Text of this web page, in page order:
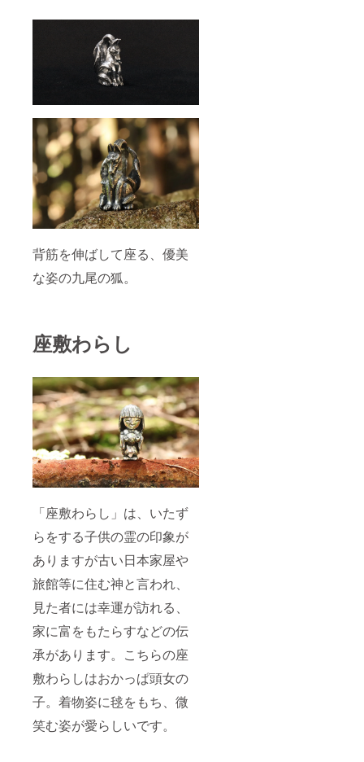
背筋を伸ばして座る、優美
な姿の九尾の狐。
座敷わらし
「座敷わらし」は、いたず
らをする子供の霊の印象が
ありますが古い日本家屋や
旅館等に住む神と言われ、
見た者には幸運が訪れる、
家に富をもたらすなどの伝
承があります。こちらの座
敷わらしはおかっぱ頭女の
子。着物姿に毬をもち、微
笑む姿が愛らしいです。